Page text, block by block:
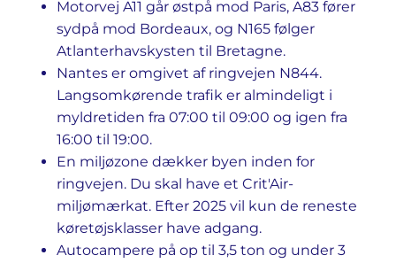
Motorvej A11 går østpå mod Paris, A83 fører
sydpå mod Bordeaux, og N165 følger
Atlanterhavskysten til Bretagne.
Nantes er omgivet af ringvejen N844.
Langsomkørende trafik er almindeligt i
myldretiden fra 07:00 til 09:00 og igen fra
16:00 til 19:00.
En miljøzone dækker byen inden for
ringvejen. Du skal have et Crit'Air-
miljømærkat. Efter 2025 vil kun de reneste
køretøjsklasser have adgang.
Autocampere på op til 3,5 ton og under 3